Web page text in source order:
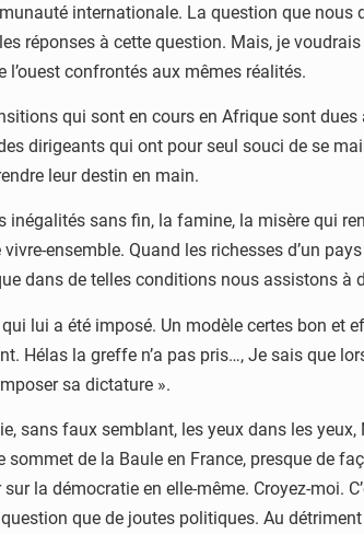
internationale. La question que
réponses à cette question. Mais, je
l’ouest confrontés aux mêmes réalités.
qui sont en cours en Afrique sont
dirigeants qui ont pour seul souci de se
leur destin en main.
inégalités sans fin, la famine, la misère qui
ensemble. Quand les richesses d’un
dans de telles conditions nous assistons
lui a été imposé. Un modèle certes bon
Hélas la greffe n’a pas pris…, Je sais que
sa dictature ».
sans faux semblant, les yeux dans les
de la Baule en France, presque de
la démocratie en elle-même. Croyez-
que de joutes politiques. Au détriment